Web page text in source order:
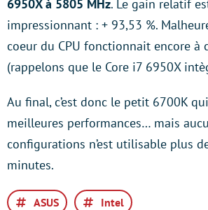
6950X à 5805 MHz. Le gain relatif
impressionnant : + 93,53 %.
coeur du CPU fonctionnait encore à
(rappelons que le Core i7 6950X
Au final, c’est donc le petit 6700K
meilleures performances… mais
configurations n’est utilisable plus
minutes.
ASUS Intel